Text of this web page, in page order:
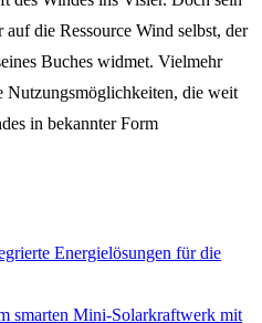
die Ressource Wind selbst, der
Buches widmet. Vielmehr
Nutzungsmöglichkeiten, die weit
in bekannter Form
Energielösungen für die
smarten Mini-Solarkraftwerk mit